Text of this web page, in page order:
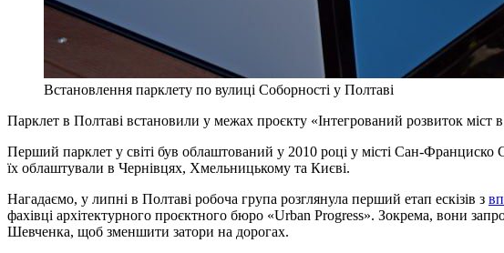
Встановлення парклету по вулиці Соборності у Полтаві
Парклет в Полтаві встановили у межах проєкту «Інтегрований розвиток міст
Перший парклет у світі був облаштований у 2010 році у місті Сан-
їх облаштували в Чернівцях, Хмельницькому та Києві.
Нагадаємо, у липні в Полтаві робоча група розглянула перший етап ескізів з
фахівці архітектурного проєктного бюро «Urban Progress». Зокрема, вони
Шевченка, щоб зменшити затори на дорогах.